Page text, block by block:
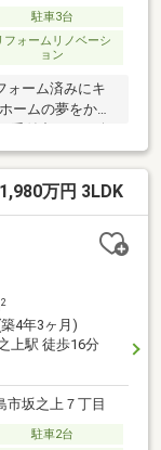
駐車3台
フォームリノベーシ
ョン
ーム済みにキ
ームの夢をかな
サポート！専門
をご提案します
万円 3LDK
2
4年3ヶ月)
上駅 徒歩16分
市坂之上７丁目
駐車2台